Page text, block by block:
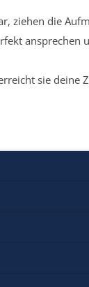
ziehen die
ansprechen
sie deine